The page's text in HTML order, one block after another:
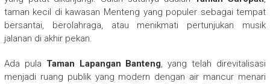
taman kecil di kawasan Menteng yang populer sebagai tempat
bersantai, berolahraga, atau menikmati pertunjukan musik
jalanan di akhir pekan.
Ada pula Taman Lapangan Banteng, yang telah direvitalisasi
menjadi ruang publik yang modern dengan air mancur menari